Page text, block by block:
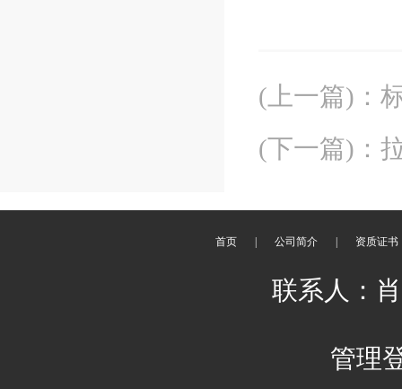
(上一篇) ：
(下一篇) ：
首页 公司简介 资质证书
联系人：
管理